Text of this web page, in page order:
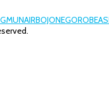
UNAIRBOJONEGORO